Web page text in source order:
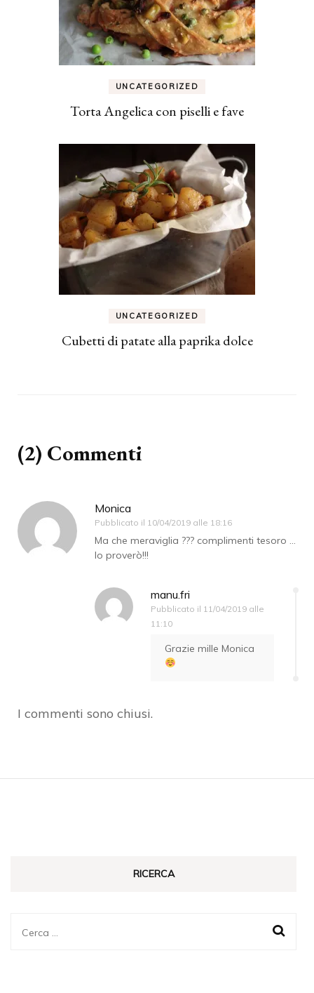
UNCATEGORIZED
Torta Angelica con piselli e fave
UNCATEGORIZED
Cubetti di patate alla paprika dolce
(2) Commenti
Monica
Pubblicato il 10/04/2019 alle 18:16
Ma che meraviglia ??? complimenti tesoro …
lo proverò!!!
manu.fri
Pubblicato il 11/04/2019 alle
11:10
Grazie mille Monica
I commenti sono chiusi.
RICERCA
Ricerca